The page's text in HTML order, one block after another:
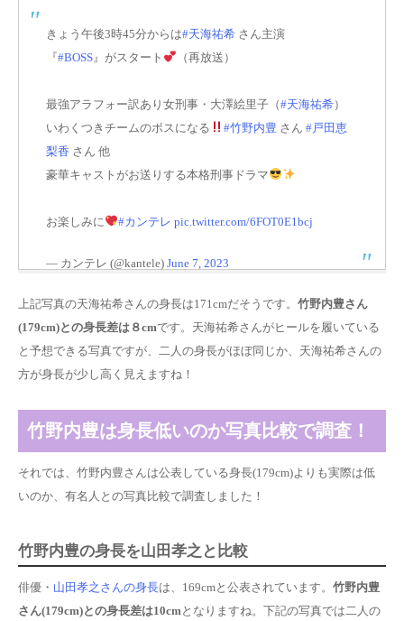
きょう午後3時45分からは#天海祐希 さん主演
『#BOSS 』がスタート （再放送）
最強アラフォー訳あり女刑事・大澤絵里子（#天海祐希）
いわくつきチームのボスになる
#竹野内豊 さん #戸田恵
梨香 さん 他
豪華キャストがお送りする本格刑事ドラマ
お楽しみに #カンテレ pic.twitter.com/6FOT0E1bcj
— カンテレ (@kantele) June 7, 2023
上記写真の天海祐希さんの身長は171cmだそうです。 竹野内豊さん
(179cm)との身長差は８cmです。天海祐希さんがヒールを履いている
と予想できる写真ですが、二人の身長がほぼ同じか、天海祐希さんの
方が身長が少し高く見えますね！
竹野内豊は身長低いのか写真比較で調査！
それでは、竹野内豊さんは公表している身長(179cm)よりも実際は低
いのか、有名人との写真比較で調査しました！
竹野内豊の身長を山田孝之と比較
俳優・ 山田孝之さんの身長は、169cmと公表されています。 竹野内豊
さん(179cm)との身長差は10cm となりますね。下記の写真では二人の